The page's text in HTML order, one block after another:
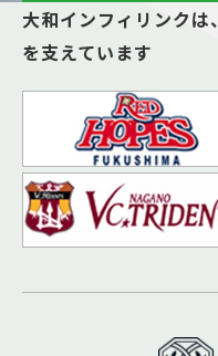
大和インフィリンクは、
を支えています